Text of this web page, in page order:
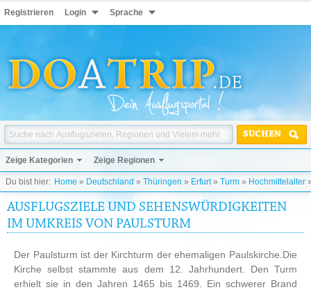
Registrieren Login Sprache
SUCHEN
Zeige Kategorien Zeige Regionen
Du bist hier: Home » Deutschland » Thüringen » Erfurt» Turm » Hochmittelalter
AUSFLUGSZIELE UND SEHENSWÜRDIGKEITEN
IM UMKREIS VON PAULSTURM
Der Paulsturm ist der Kirchturm der ehemaligen Paulskirche.Die
Kirche selbst stammte aus dem 12. Jahrhundert. Den Turm
erhielt sie in den Jahren 1465 bis 1469. Ein schwerer Brand